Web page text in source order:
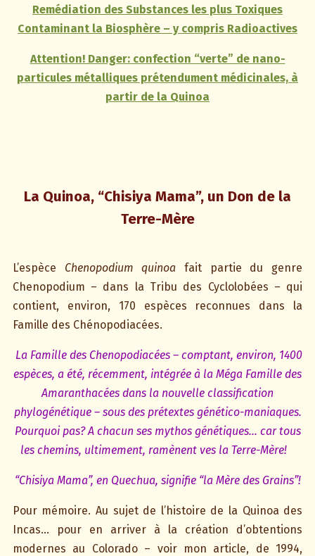
Remédiation des Substances les plus Toxiques
Contaminant la Biosphère – y compris Radioactives
Attention! Danger: confection “verte” de nano-
particules métalliques prétendument médicinales, à
partir de la Quinoa
La Quinoa, “Chisiya Mama”, un Don de la
Terre-Mère
L’espèce Chenopodium quinoa fait partie du genre
Chenopodium – dans la Tribu des Cyclolobées – qui
contient, environ, 170 espèces reconnues dans la
Famille des Chénopodiacées.
La Famille des Chenopodiacées – comptant, environ, 1400
espèces, a été, récemment, intégrée à la Méga Famille des
Amaranthacées dans la nouvelle classification
phylogénétique – sous des prétextes génético-maniaques.
Pourquoi pas? A chacun ses mythos génétiques… car tous
les chemins, ultimement, ramènent ves la Terre-Mère!
“Chisiya Mama”, en Quechua, signifie “la Mère des Grains”!
Pour mémoire. Au sujet de l’histoire de la Quinoa des
Incas… pour en arriver à la création d’obtentions
modernes au Colorado – voir mon article, de 1994,